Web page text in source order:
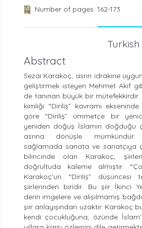
Number of pages: 162-173
Turkish
Abstract
Sezai Karakoç, asrın idrakine
geliştirmek isteyen Mehmet Akif
de tanınan büyük bir mütefekkirdir.
kimliği “Diriliş” kavramı
göre “Diriliş” ümmetçe bir
yeniden doğuş İslamın
asrına dönüşle
sağlamada sanata ve sanatçıya
bilincinde olan Karakoç,
doğrultuda kaleme almıştır.
Karakoç’un “Diriliş” düşüncesi
şiirlerinden biridir. Bu şiir İkinci
derin imgelere ve alışılmamış
şiir anlayışından uzaktır. Karakoç
kendi çocukluğuna, özünde